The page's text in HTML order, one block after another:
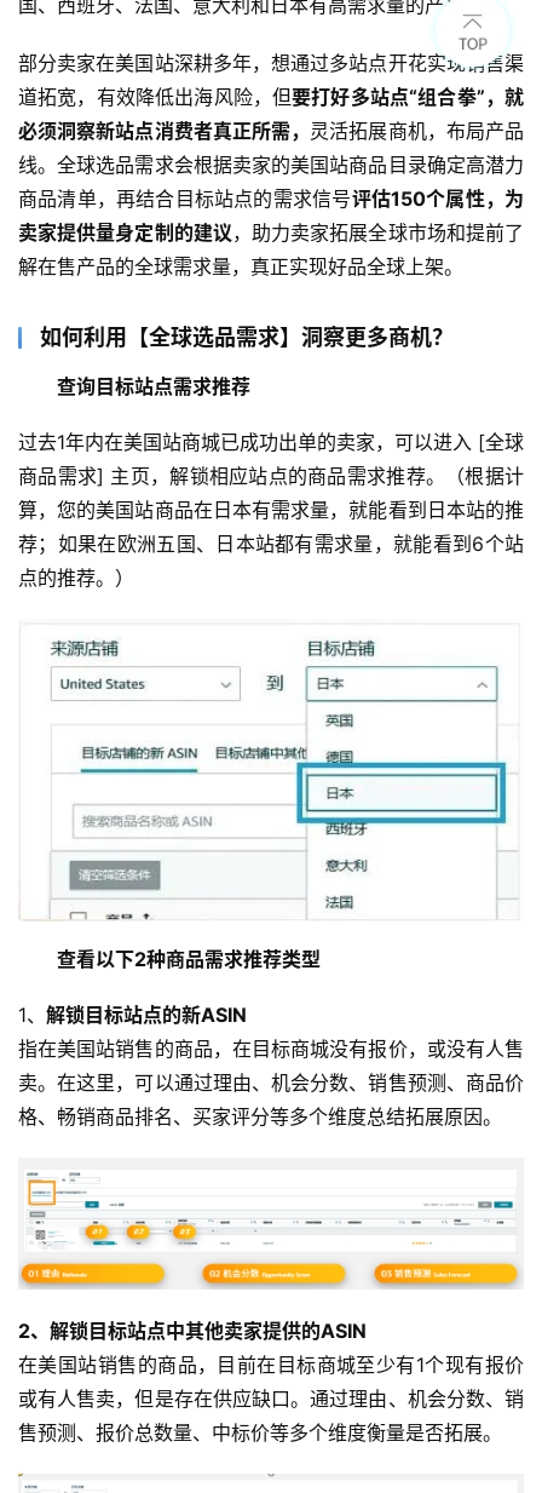
部分卖家在美国站深耕多年，想通过多站点开花实现销售渠
道拓宽，有效降低出海风险，但要打好多站点“组合拳”，就
必须洞察新站点消费者真正所需， 灵活拓展商机，布局产品
线。全球选品需求会根据卖家的美国站商品目录确定高潜力
商品清单，再结合目标站点的需求信号评估150个属性，为
卖家提供量身定制的建议，助力卖家拓展全球市场和提前了
解在售产品的全球需求量，真正实现好品全球上架。
如何利用【全球选品需求】洞察更多商机？
查询目标站点需求推荐
过去1年内在美国站商城已成功出单的卖家，可以进入 [全球
商品需求] 主页，解锁相应站点的商品需求推荐。（根据计
算，您的美国站商品在日本有需求量，就能看到日本站的推
荐；如果在欧洲五国、日本站都有需求量，就能看到6个站
点的推荐。）
查看以下2种商品需求推荐类型
1、 解锁目标站点的新ASIN
指在美国站销售的商品，在目标商城没有报价，或没有人售
卖。在这里，可以通过理由、机会分数、销售预测、商品价
格、畅销商品排名、买家评分等多个维度总结拓展原因。
2、解锁目标站点中其他卖家提供的ASIN
在美国站销售的商品，目前在目标商城至少有1个现有报价
或有人售卖，但是存在供应缺口。通过理由、机会分数、销
售预测、报价总数量、中标价等多个维度衡量是否拓展。